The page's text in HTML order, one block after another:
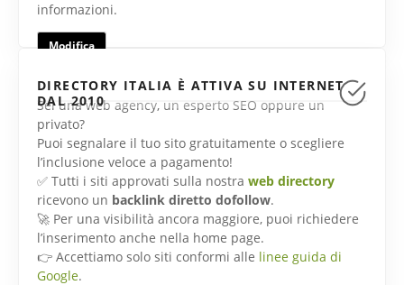
informazioni.
Modifica
DIRECTORY ITALIA È ATTIVA SU INTERNET
DAL 2010
Sei una web agency, un esperto SEO oppure un
privato?
Puoi segnalare il tuo sito gratuitamente o scegliere
l’inclusione veloce a pagamento!
✅ Tutti i siti approvati sulla nostra web directory
ricevono un backlink diretto dofollow.
🚀 Per una visibilità ancora maggiore, puoi richiedere
l’inserimento anche nella home page.
👉 Accettiamo solo siti conformi alle linee guida di
Google.